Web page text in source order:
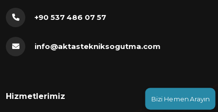
Bizi Hemen Arayın
+90 537 486 07 57
info@aktastekniksogutma.com
Hizmetlerimiz